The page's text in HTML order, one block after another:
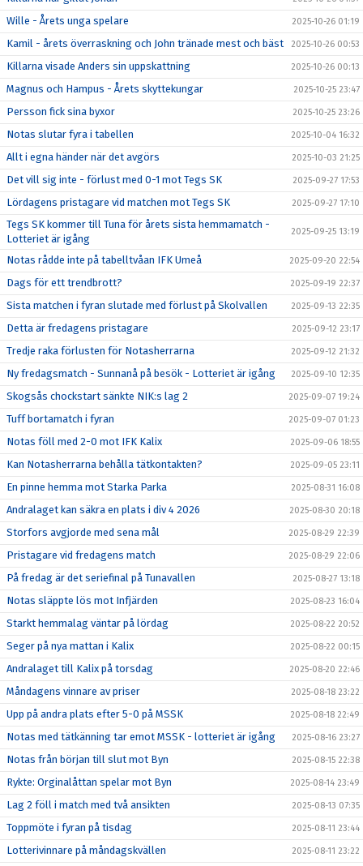
Wille - Årets unga spelare 2025-10-26 01:19
Kamil - årets överraskning och John tränade mest och bäst 2025-10-26 00:53
Killarna visade Anders sin uppskattning 2025-10-26 00:13
Magnus och Hampus - Årets skyttekungar 2025-10-25 23:47
Persson fick sina byxor 2025-10-25 23:26
Notas slutar fyra i tabellen 2025-10-04 16:32
Allt i egna händer när det avgörs 2025-10-03 21:25
Det vill sig inte - förlust med 0-1 mot Tegs SK 2025-09-27 17:53
Lördagens pristagare vid matchen mot Tegs SK 2025-09-27 17:10
Tegs SK kommer till Tuna för årets sista hemmamatch -
Lotteriet är igång
2025-09-25 13:19
Notas rådde inte på tabelltvåan IFK Umeå 2025-09-20 22:54
Dags för ett trendbrott? 2025-09-19 22:37
Sista matchen i fyran slutade med förlust på Skolvallen 2025-09-13 22:35
Detta är fredagens pristagare 2025-09-12 23:17
Tredje raka förlusten för Notasherrarna 2025-09-12 21:32
Ny fredagsmatch - Sunnanå på besök - Lotteriet är igång 2025-09-10 12:35
Skogsås chockstart sänkte NIK:s lag 2 2025-09-07 19:24
Tuff bortamatch i fyran 2025-09-07 01:23
Notas föll med 2-0 mot IFK Kalix 2025-09-06 18:55
Kan Notasherrarna behålla tätkontakten? 2025-09-05 23:11
En pinne hemma mot Starka Parka 2025-08-31 16:08
Andralaget kan säkra en plats i div 4 2026 2025-08-30 20:18
Storfors avgjorde med sena mål 2025-08-29 22:39
Pristagare vid fredagens match 2025-08-29 22:06
På fredag är det seriefinal på Tunavallen 2025-08-27 13:18
Notas släppte lös mot Infjärden 2025-08-23 16:04
Starkt hemmalag väntar på lördag 2025-08-22 20:52
Seger på nya mattan i Kalix 2025-08-22 00:15
Andralaget till Kalix på torsdag 2025-08-20 22:46
Måndagens vinnare av priser 2025-08-18 23:22
Upp på andra plats efter 5-0 på MSSK 2025-08-18 22:49
Notas med tätkänning tar emot MSSK - lotteriet är igång 2025-08-16 23:27
Notas från början till slut mot Byn 2025-08-15 22:38
Rykte: Orginalåttan spelar mot Byn 2025-08-14 23:49
Lag 2 föll i match med två ansikten 2025-08-13 07:35
Toppmöte i fyran på tisdag 2025-08-11 23:44
Lotterivinnare på måndagskvällen 2025-08-11 23:22